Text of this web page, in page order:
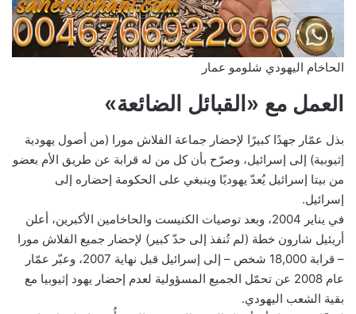
الحاخام اليهودي شلومو عمار
العمل مع «القبائل الضائعة»
بذل عمّار جهدًا كبيرًا لإحضار جماعة الفلاش مورا (من أصول يهودية
إثيوبية) إلى إسرائيل، وصرّح بأن كل من له قرابة عن طريق الأم بعضو
من بيتا إسرائيل يُعدّ يهوديًا وينبغي على الحكومة إحضاره إلى
إسرائيل.
في يناير 2004، وبعد توصيات الكنيست والحاخامين الأكبرين، أعلن
أريئيل شارون خطة (لم تُنفذ إلى حدّ كبير) لإحضار جميع الفلاش مورا
– قرابة 18,000 شخص – إلى إسرائيل قبل نهاية 2007، وعبّر عمّار
عام 2008 عن تحمّل الجميع المسؤولية لعدم إحضار يهود إثيوبيا مع
بقية الشعب اليهودي.